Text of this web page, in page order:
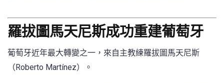
羅拔圖馬天尼斯成功重建葡萄牙
葡萄牙近年最大轉變之一，來自主教練羅拔圖馬天尼斯
（Roberto Martínez）。